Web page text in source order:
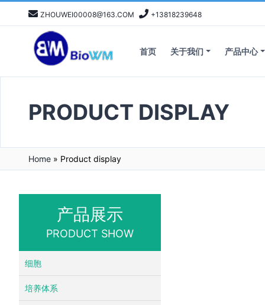
ZHOUWEI00008@163.COM +13818239648
首页 关于我们 产品中心
PRODUCT DISPLAY
Home » Product display
产品展示
PRODUCT SHOW
细胞
培养体系